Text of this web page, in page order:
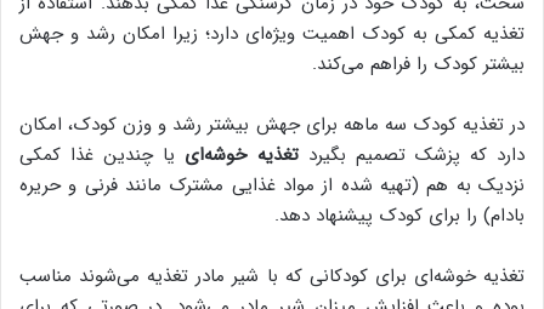
تغذیه کمکی به کودک اهمیت ویژه‌ای دارد؛ زیرا امکان رشد و جهش
بیشتر کودک را فراهم می‌کند.
در تغذیه کودک سه ماهه برای جهش بیشتر رشد و وزن کودک، امکان
دارد که پزشک تصمیم بگیردتغذیه خوشه‌ای یا چندین غذا کمکی
نزدیک به هم (تهیه شده از مواد غذایی مشترک مانند فرنی و حریره
بادام) را برای کودک پیشنهاد دهد.
تغذیه خوشه‌ای برای کودکانی که با شیر مادر تغذیه می‌شوند مناسب